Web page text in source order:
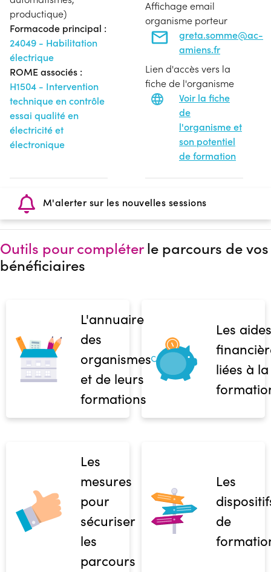
productique)
Formacode principal :
24049 - Habilitation
électrique
ROME associés :
H1504 - Intervention
technique en contrôle
essai qualité en
électricité et
électronique
Affichage email
organisme porteur
greta.somme@ac-
amiens.fr
Lien d'accès vers la
fiche de l'organisme
Voir la fiche
de
l'organisme et
son potentiel
de formation
M'alerter sur les nouvelles sessions
Outils pour compléterle parcours de vos
bénéficiaires
L'annuaire
des
organismes
et de leurs
formations
Les aides
liées à la
Les
mesures
pour
sécuriser
les
parcours
Les
de